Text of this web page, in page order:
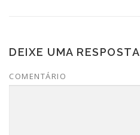
DEIXE UMA RESPOSTA
COMENTÁRIO